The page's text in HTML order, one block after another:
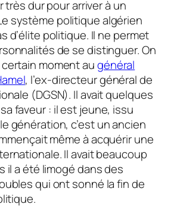
très dur pour arriver à un
système politique algérien
d’élite politique. Il ne permet
de se distinguer. On
moment augénéral
, l’ex-directeur général de
(DGSN). Il avait quelques
faveur : il est jeune, issu
génération, c’est un ancien
même à acquérir une
Il avait beaucoup
il a été limogé dans des
qui ont sonné la fin de